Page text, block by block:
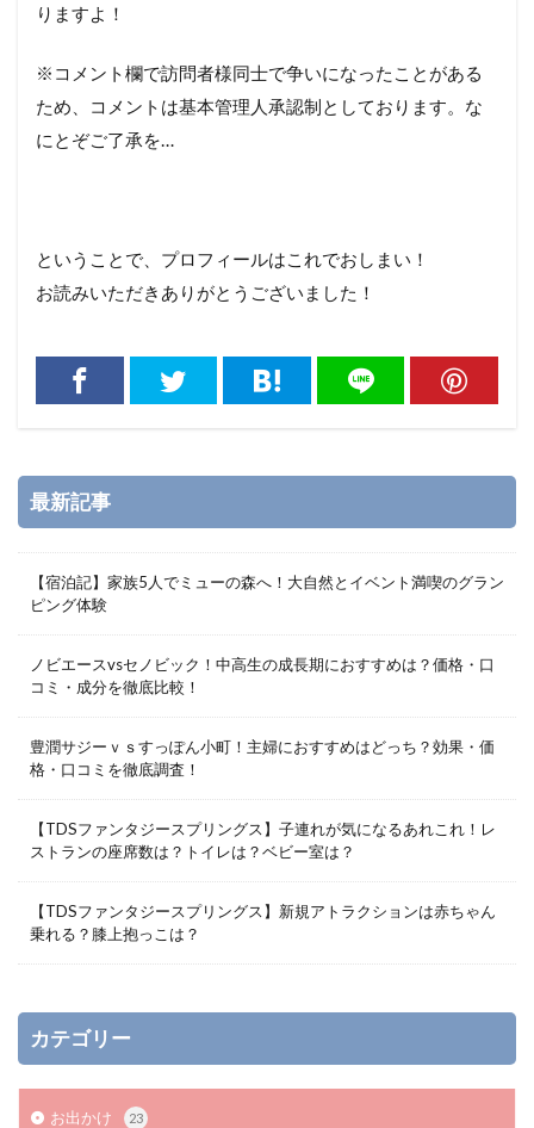
りますよ！
※コメント欄で訪問者様同士で争いになったことがある
ため、コメントは基本管理人承認制としております。な
にとぞご了承を…
ということで、プロフィールはこれでおしまい！
お読みいただきありがとうございました！
最新記事
【宿泊記】家族5人でミューの森へ！大自然とイベント満喫のグラン
ピング体験
ノビエースvsセノビック！中高生の成長期におすすめは？価格・口
コミ・成分を徹底比較！
豊潤サジーｖｓすっぽん小町！主婦におすすめはどっち？効果・価
格・口コミを徹底調査！
【TDSファンタジースプリングス】子連れが気になるあれこれ！レ
ストランの座席数は？トイレは？ベビー室は？
【TDSファンタジースプリングス】新規アトラクションは赤ちゃん
乗れる？膝上抱っこは？
カテゴリー
お出かけ 23